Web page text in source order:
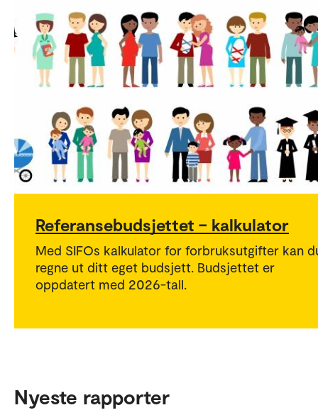
Referansebudsjettet – kalkulator
Med SIFOs kalkulator for forbruksutgifter kan
regne ut ditt eget budsjett. Budsjettet er
oppdatert med 2026-tall.
Nyeste rapporter